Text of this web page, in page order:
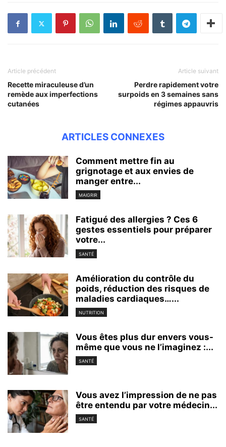
Article précédent
Recette miraculeuse d’un
remède aux imperfections
cutanées
Article suivant
Perdre rapidement votre
surpoids en 3 semaines sans
régimes appauvris
ARTICLES CONNEXES
Comment mettre fin au
grignotage et aux envies de
manger entre...
MAIGRIR
Fatigué des allergies ? Ces 6
gestes essentiels pour préparer
votre...
SANTÉ
Amélioration du contrôle du
poids, réduction des risques de
maladies cardiaques…...
NUTRITION
Vous êtes plus dur envers vous-
même que vous ne l’imaginez :...
SANTÉ
Vous avez l’impression de ne pas
être entendu par votre médecin...
SANTÉ